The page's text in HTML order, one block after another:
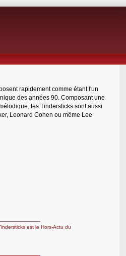
rapidement comme étant l'un
des années 90. Composant une
les Tindersticks sont aussi
Leonard Cohen ou même Lee
est le Hors-Actu du